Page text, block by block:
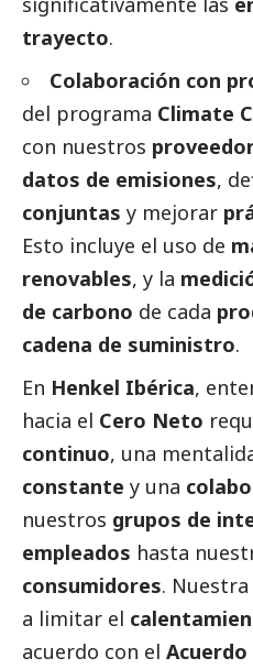
trayecto.
Colaboración con
del programa Climate
con nuestros
datos de emisiones,
conjuntas y mejorar
Esto incluye el uso de
renovables, y la
de carbono de cada
cadena de suministro.
En Henkel Ibérica,
hacia el Cero Neto
continuo, una
constante y una
nuestros grupos de
empleados hasta
consumidores. Nuestra
a limitar el
acuerdo con el Acuerdo